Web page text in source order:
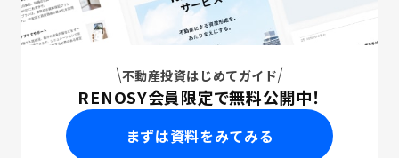
不動産投資はじめてガイド
RENOSY会員限定で無料公開中！
まずは資料をみてみる